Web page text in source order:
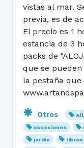
vistas al mar.
previa, es de
El precio es 1
estancia de 3
packs de
que se
la pestaña
Otros
vacaciones
jardín
libros